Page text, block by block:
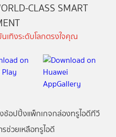
CLASS SMART
เทิงระดับโลกตรงใจคุณ
ช้อปปิ้งแพ็กเกจกล่องทรูไอดีทีวี
ช่วยเหลือทรูไอดี